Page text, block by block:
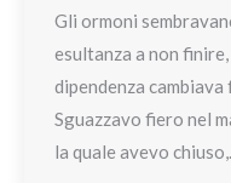
Gli ormoni
esultanza a non
dipendenza
Sguazzavo fiero nel
la quale avevo chiuso,…